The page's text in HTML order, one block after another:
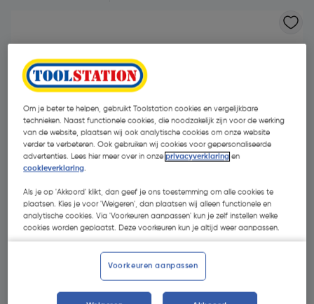
| Excl. btw € 13,02
Om je beter te helpen, gebruikt Toolstation cookies en vergelijkbare
technieken. Naast functionele cookies, die noodzakelijk zijn voor de werking
van de website, plaatsen wij ook analytische cookies om onze website
verder te verbeteren. Ook gebruiken wij cookies voor gepersonaliseerde
advertenties. Lees hier meer over in onzeprivacyverklaring en
cookieverklaring.
Als je op 'Akkoord' klikt, dan geef je ons toestemming om alle cookies te
plaatsen. Kies je voor 'Weigeren', dan plaatsen wij alleen functionele en
analytische cookies. Via 'Voorkeuren aanpassen' kun je zelf instellen welke
cookies worden geplaatst. Deze voorkeuren kun je altijd weer aanpassen.
Voorkeuren aanpassen